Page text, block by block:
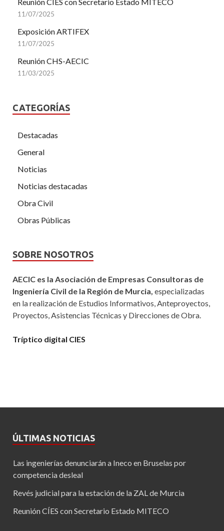
11/07/2025
Exposición ARTIFEX
11/07/2025
Reunión CHS-AECIC
11/03/2025
CATEGORÍAS
Destacadas
General
Noticias
Noticias destacadas
Obra Civil
Obras Públicas
SOBRE NOSOTROS
AECIC es la Asociación de Empresas Consultoras de
Ingeniería Civil de la Región de Murcia, especializadas
en la realización de Estudios Informativos, Anteproyectos,
Proyectos, Asistencias Técnicas y Direcciones de Obra.
Tríptico digital CIES
ÚLTIMAS NOTICIAS
Las ingenierías denunciarán a Ineco en Bruselas por
competencia desleal
Revés judicial para la estación de la ZAL de Murcia
Reunión CÍES con Secretario Estado MITECO